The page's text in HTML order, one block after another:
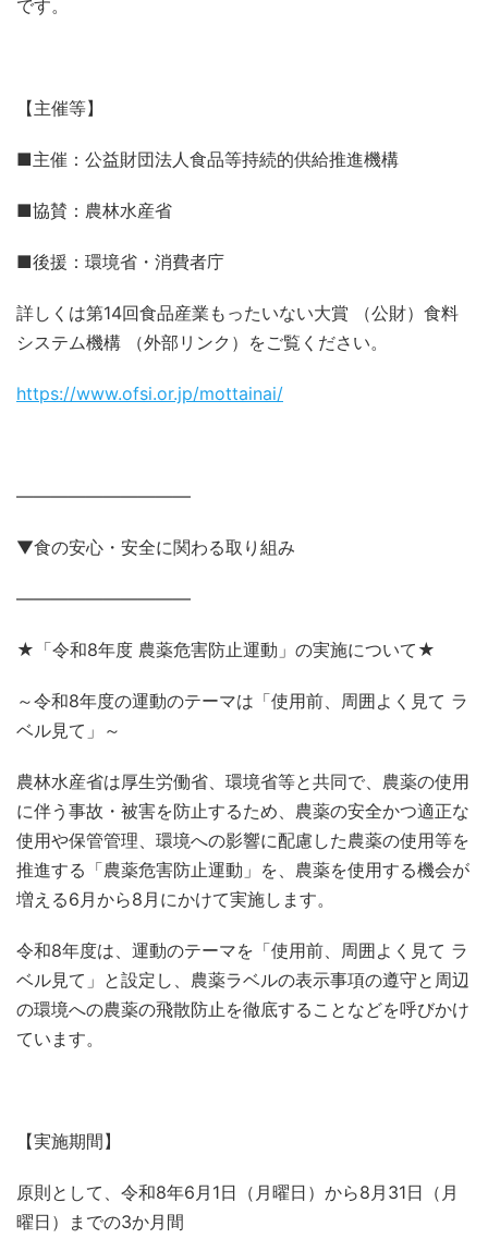
です。
【主催等】
■主催：公益財団法人食品等持続的供給推進機構
■協賛：農林水産省
■後援：環境省・消費者庁
詳しくは第14回食品産業もったいない大賞 （公財）食料
システム機構 （外部リンク）をご覧ください。
https://www.ofsi.or.jp/mottainai/
——————————
▼食の安心・安全に関わる取り組み
——————————
★「令和8年度 農薬危害防止運動」の実施について★
～令和8年度の運動のテーマは「使用前、周囲よく見て ラ
ベル見て」～
農林水産省は厚生労働省、環境省等と共同で、農薬の使用
に伴う事故・被害を防止するため、農薬の安全かつ適正な
使用や保管管理、環境への影響に配慮した農薬の使用等を
推進する「農薬危害防止運動」を、農薬を使用する機会が
増える6月から8月にかけて実施します。
令和8年度は、運動のテーマを「使用前、周囲よく見て ラ
ベル見て」と設定し、農薬ラベルの表示事項の遵守と周辺
の環境への農薬の飛散防止を徹底することなどを呼びかけ
ています。
【実施期間】
原則として、令和8年6月1日（月曜日）から8月31日（月
曜日）までの3か月間